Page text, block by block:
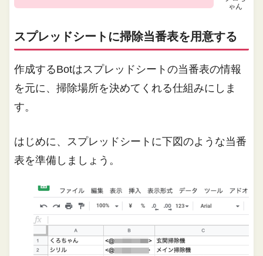
ゃん
スプレッドシートに掃除当番表を用意する
作成するBotはスプレッドシートの当番表の情報
を元に、掃除場所を決めてくれる仕組みにしま
す。
はじめに、スプレッドシートに下図のような当番
表を準備しましょう。